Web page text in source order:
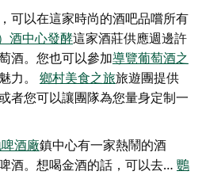
可以在這家時尚的酒吧品嚐所有
酒中心發酵這家酒莊供應週邊許
酒。您也可以參加導覽葡萄酒之
力。 鄉村美食之旅旅遊團提供
者您可以讓團隊為您量身定制一
酒廠鎮中心有一家熱鬧的酒
酒。想喝金酒的話，可以去… 鸚